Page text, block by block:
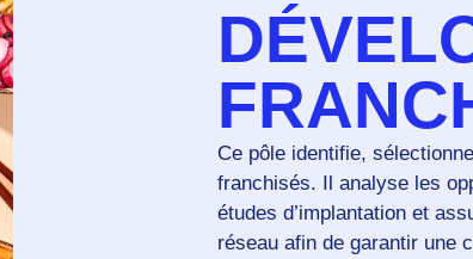
Ce pôle identifie,
franchisés. Il analyse les
études d’implantation et
réseau afin de garantir une